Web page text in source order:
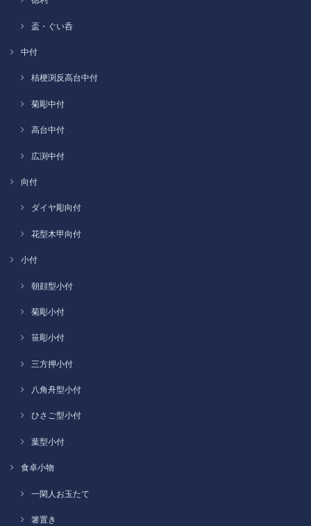
盃・ぐい呑
中付
桔梗渕反高台中付
菊彫中付
高台中付
広渕中付
向付
ダイヤ彫向付
花型木甲向付
小付
朝顔型小付
菊彫小付
笹彫小付
三方押小付
八角舟型小付
ひさご型小付
葉型小付
食卓小物
一閑人お玉たて
箸置き